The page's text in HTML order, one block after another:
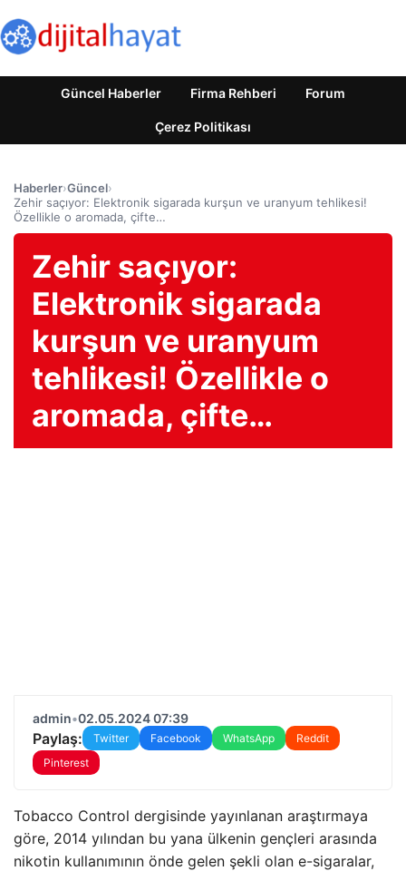
Güncel Haberler Firma Rehberi Forum
Çerez Politikası
Haberler›Güncel›
Zehir saçıyor: Elektronik sigarada kurşun ve uranyum tehlikesi!
Özellikle o aromada, çifte…
Zehir saçıyor:
Elektronik sigarada
kurşun ve uranyum
tehlikesi! Özellikle o
aromada, çifte…
admin•02.05.2024 07:39
Paylaş: Twitter Facebook WhatsApp
Reddit
Pinterest
Tobacco Control dergisinde yayınlanan araştırmaya
göre, 2014 yılından bu yana ülkenin gençleri arasında
nikotin kullanımının önde gelen şekli olan e-sigaralar,